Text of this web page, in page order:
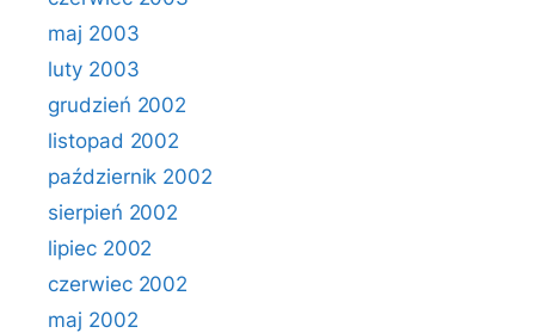
maj 2003
luty 2003
grudzień 2002
listopad 2002
październik 2002
sierpień 2002
lipiec 2002
czerwiec 2002
maj 2002